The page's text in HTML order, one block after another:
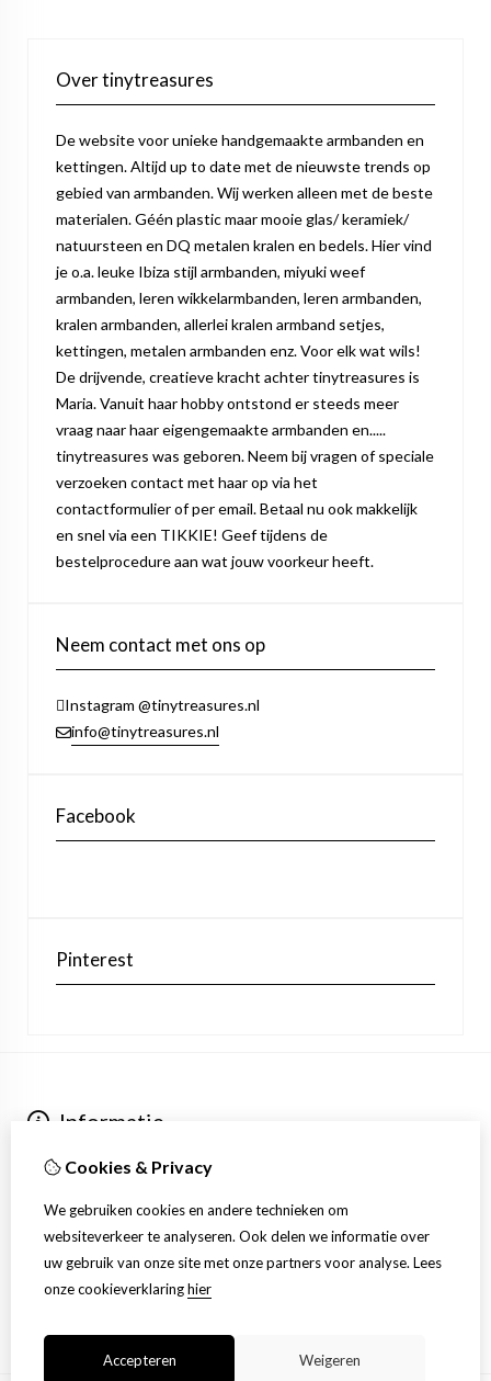
Over tinytreasures
De website voor unieke handgemaakte armbanden en
kettingen. Altijd up to date met de nieuwste trends op
gebied van armbanden. Wij werken alleen met de beste
materialen. Géén plastic maar mooie glas/ keramiek/
natuursteen en DQ metalen kralen en bedels. Hier vind
je o.a. leuke Ibiza stijl armbanden, miyuki weef
armbanden, leren wikkelarmbanden, leren armbanden,
kralen armbanden, allerlei kralen armband setjes,
kettingen, metalen armbanden enz. Voor elk wat wils!
De drijvende, creatieve kracht achter tinytreasures is
Maria. Vanuit haar hobby ontstond er steeds meer
vraag naar haar eigengemaakte armbanden en.....
tinytreasures was geboren. Neem bij vragen of speciale
verzoeken contact met haar op via het
contactformulier of per email. Betaal nu ook makkelijk
en snel via een TIKKIE! Geef tijdens de
bestelprocedure aan wat jouw voorkeur heeft.
Neem contact met ons op
Instagram @tinytreasures.nl
info@tinytreasures.nl
Facebook
Pinterest
Informatie
Verzending
Extra
Klantenservice
Cookies & Privacy
We gebruiken cookies en andere technieken om
websiteverkeer te analyseren. Ook delen we informatie over
uw gebruik van onze site met onze partners voor analyse. Lees
onze cookieverklaringhier
Accepteren Weigeren